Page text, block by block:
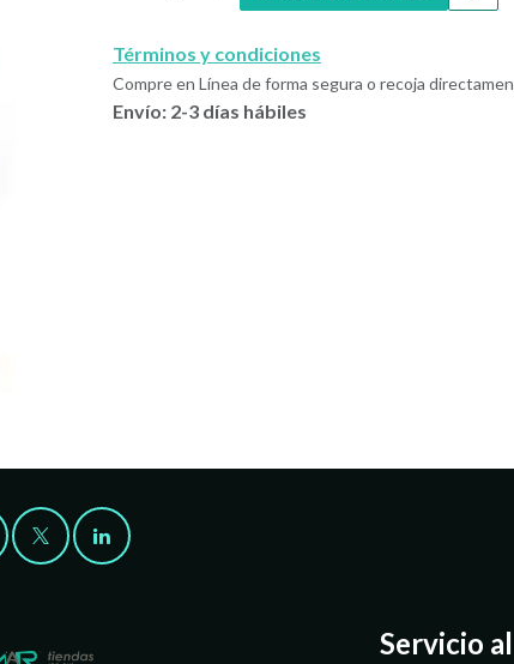
Términos y condiciones
Compre en Línea de forma segura o recoja
Envío: 2-3 días hábiles
Servicio